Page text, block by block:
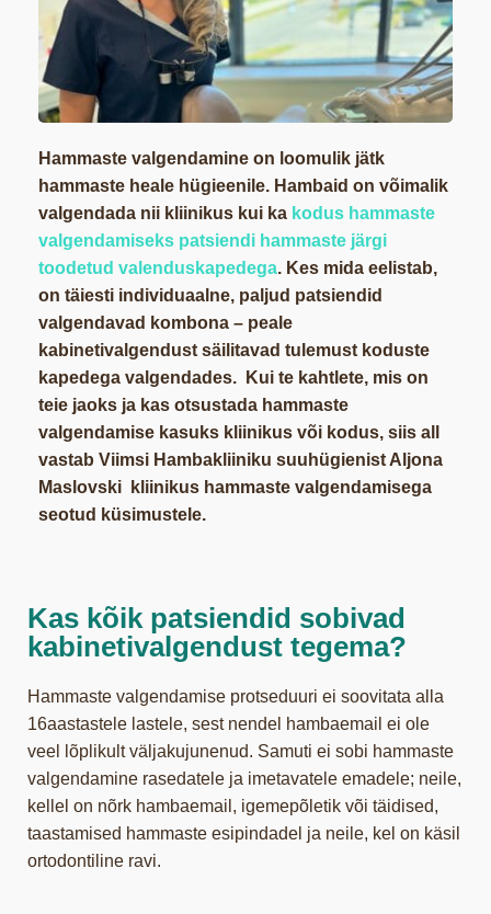
Hammaste valgendamine on loomulik jätk
hammaste heale hügieenile. Hambaid on võimalik
valgendada nii kliinikus kui ka kodus hammaste
valgendamiseks patsiendi hammaste järgi
toodetud valenduskapedega. Kes mida eelistab,
on täiesti individuaalne, paljud patsiendid
valgendavad kombona – peale
kabinetivalgendust säilitavad tulemust koduste
kapedega valgendades. Kui te kahtlete, mis on
teie jaoks ja kas otsustada hammaste
valgendamise kasuks kliinikus või kodus, siis all
vastab Viimsi Hambakliiniku suuhügienist Aljona
Maslovski kliinikus hammaste valgendamisega
seotud küsimustele.
Kas kõik patsiendid sobivad
kabinetivalgendust tegema?
Hammaste valgendamise protseduuri ei soovitata alla
16aastastele lastele, sest nendel hambaemail ei ole
veel lõplikult väljakujunenud. Samuti ei sobi hammaste
valgendamine rasedatele ja imetavatele emadele; neile,
kellel on nõrk hambaemail, igemepõletik või täidised,
taastamised hammaste esipindadel ja neile, kel on käsil
ortodontiline ravi.